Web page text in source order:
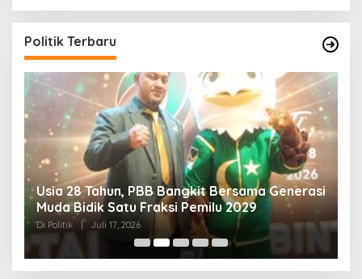
Politik Terbaru
Usia 28 Tahun, PBB Bangkit Bersama Generasi
Muda Bidik Satu Fraksi Pemilu 2029
Di Politik | Juli 17, 2026